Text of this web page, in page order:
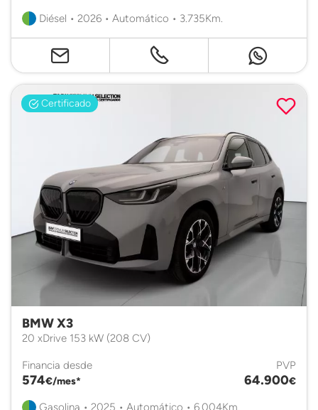
Diésel • 2026 • Automático • 3.735Km.
Certificado
BMW X3
20 xDrive 153 kW (208 CV)
Financia desde
574€/mes*
PVP
64.900€
Gasolina • 2025 • Automático • 6.004Km.